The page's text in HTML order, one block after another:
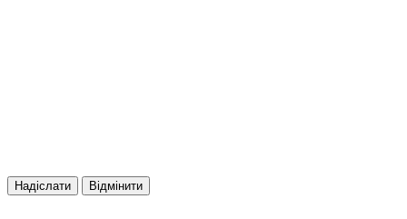
Надіслати Відмінити